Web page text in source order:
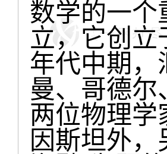
数学的一个
立，它创立
年代中期，
曼、哥德
两位物理学
因斯坦外